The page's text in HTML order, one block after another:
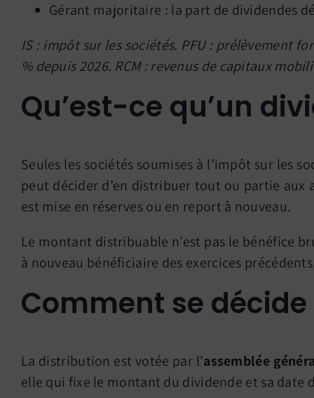
Gérant majoritaire : la part de dividendes
IS : impôt sur les sociétés. PFU : prélèvement
% depuis 2026. RCM : revenus de capitaux
Qu’est-ce qu’un
Seules les sociétés soumises à l’impôt sur les
peut décider d’en distribuer tout ou partie aux
est mise en réserves ou en report à nouveau.
Le montant distribuable n’est pas le bénéfice
à nouveau bénéficiaire des exercices
Comment se
La distribution est votée par l’assemblée
elle qui fixe le montant du dividende et sa date